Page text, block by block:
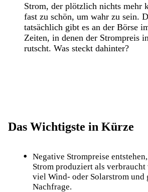
Strom, der plötzlich nichts mehr
fast zu schön, um wahr zu sein.
tatsächlich gibt es an der Börse
Zeiten, in denen der Strompreis
rutscht. Was steckt dahinter?
Das Wichtigste in Kürze
Negative Strompreise
Strom produziert als
viel Wind- oder Solarstrom und
Nachfrage.